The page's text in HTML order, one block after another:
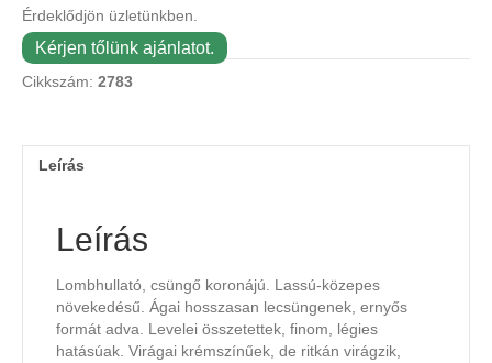
Érdeklődjön üzletünkben.
Kérjen tőlünk ajánlatot.
Cikkszám: 2783
Leírás
Leírás
Lombhullató, csüngő koronájú. Lassú-közepes
növekedésű. Ágai hosszasan lecsüngenek, ernyős
formát adva. Levelei összetettek, finom, légies
hatásúak. Virágai krémszínűek, de ritkán virágzik,